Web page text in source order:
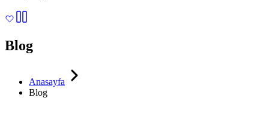
Blog
Anasayfa
Blog